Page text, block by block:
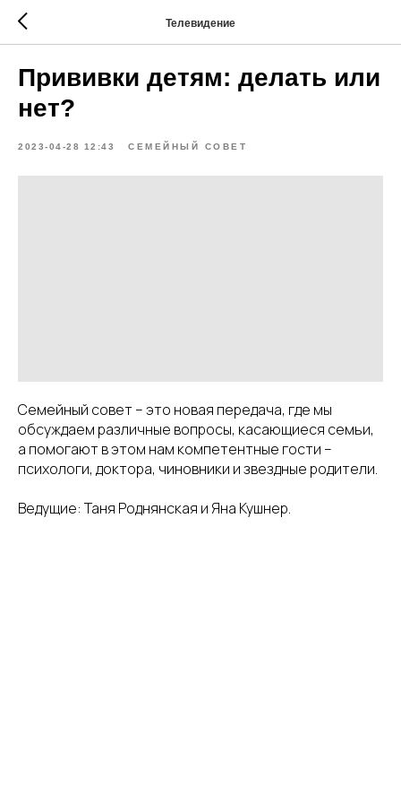
Телевидение
Прививки детям: делать или
нет?
2023-04-28 12:43 СЕМЕЙНЫЙ СОВЕТ
Семейный совет – это новая передача, где мы
обсуждаем различные вопросы, касающиеся семьи,
а помогают в этом нам компетентные гости –
психологи, доктора, чиновники и звездные родители.
Ведущие: Таня Роднянская и Яна Кушнер.